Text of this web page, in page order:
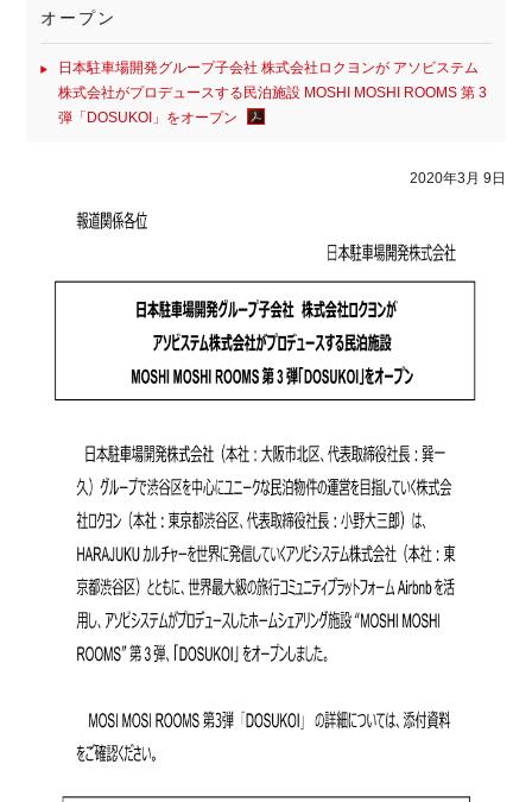
オープン
⽇本駐⾞場開発グループ⼦会社 株式会社ロクヨンが アソビステム
株式会社がプロデュースする⺠泊施設 MOSHI MOSHI ROOMS 第 3
弾「DOSUKOI」をオープン
2020年3月 9日